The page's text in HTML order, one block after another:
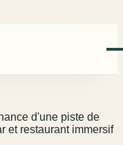
d'une piste de
et restaurant immersif